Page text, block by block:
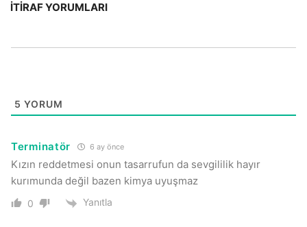
İTIRAF YORUMLARI
5 YORUM
Terminatör 6 ay önce
Kızın reddetmesi onun tasarrufun da sevgililik hayır
kurımunda değil bazen kimya uyuşmaz
0 Yanıtla